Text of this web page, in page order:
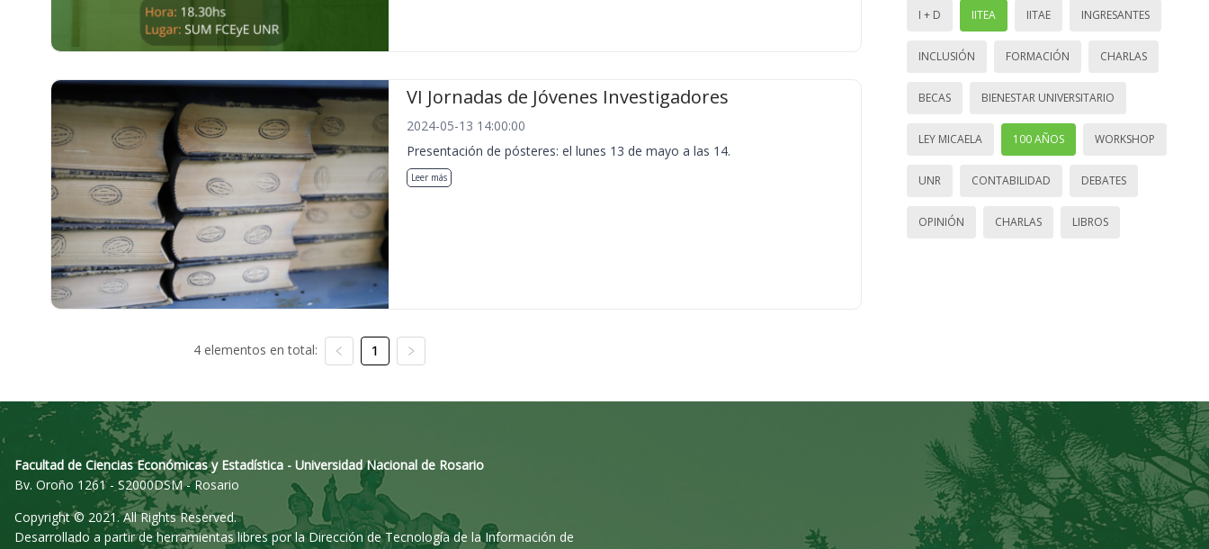
VI Jornadas de Jóvenes Investigadores
2024-05-13 14:00:00
Presentación de pósteres: el lunes 13 de mayo a las 14.
Leer más
4 elementos en total: 1
I + D IITEA IITAE INGRESANTES
INCLUSIÓN FORMACIÓN CHARLAS
BECAS BIENESTAR UNIVERSITARIO
LEY MICAELA 100 AÑOS WORKSHOP
UNR CONTABILIDAD DEBATES
OPINIÓN CHARLAS LIBROS
Facultad de Ciencias Económicas y Estadística - Universidad Nacional de Rosario
Bv. Oroño 1261 - S2000DSM - Rosario
Copyright © 2021. All Rights Reserved.
Desarrollado a partir de herramientas libres por la Dirección de Tecnología de la Información de